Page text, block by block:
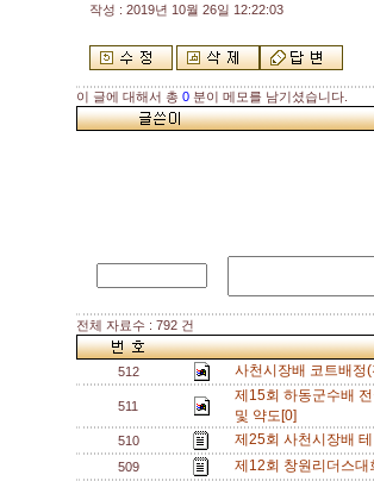
작성 : 2019년 10월 26일 12:22:03
이 글에 대해서 총 0 분이 메모를 남기셨습니다.
전체 자료수 : 792 건
512 사천시장배 코트배
511
제15회 하동군수배
및 약도[0]
510 제25회 사천시장배
509 제12회 창원리더스